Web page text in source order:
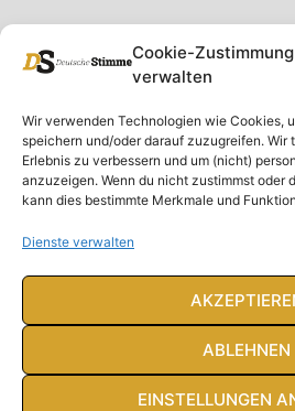
Cookie-Zustimmung
verwalten
Wir verwenden Technologien wie Cookies,
speichern und/oder darauf zuzugreifen. Wir
Erlebnis zu verbessern und um (nicht)
anzuzeigen. Wenn du nicht zustimmst oder
kann dies bestimmte Merkmale und
Dienste verwalten
ABLEHNEN
EINSTELLUNGEN
Unser Magazin
Spenden
Ausgaben
Abonnieren
Rubriken
Deutschland
Ausland
Feuilleton